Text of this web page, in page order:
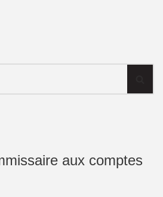
aux comptes